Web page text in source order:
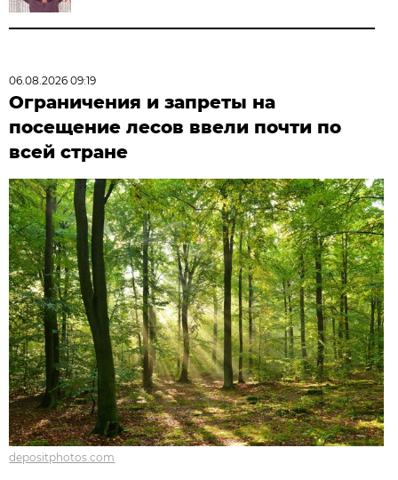
06.08.2026 09:19
Ограничения и запреты на
посещение лесов ввели почти по
всей стране
depositphotos.com